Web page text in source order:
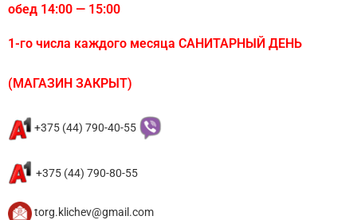
обед 14:00 — 15:00
1-го числа каждого месяца САНИТАРНЫЙ ДЕНЬ
(МАГАЗИН ЗАКРЫТ)
+375 (44) 790-40-55
+375 (44) 790-80-55
torg.klichev@gmail.com